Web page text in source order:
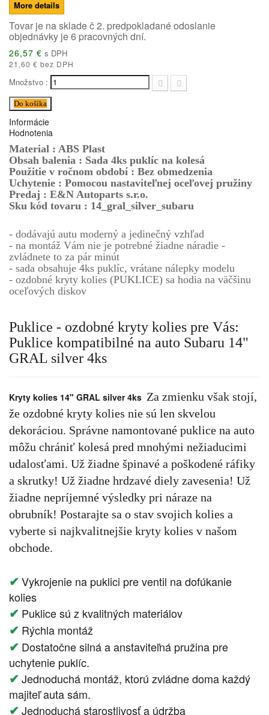
More details
Tovar je na sklade č 2. predpokladané odoslanie
objednávky je 6 pracovných dní.
26,57 € s DPH
21,60 € bez DPH
Množstvo :
Do košíka
Informácie
Hodnotenia
Material : ABS Plast
Obsah balenia : Sada 4ks puklíc na kolesá
Použitie v ročnom období : Bez obmedzenia
Uchytenie : Pomocou nastaviteľnej oceľovej pružiny
Predaj : E&N Autoparts s.r.o.
Sku kód tovaru : 14_gral_silver_subaru
- dodávajú autu moderný a jedinečný vzhľad
- na montáž Vám nie je potrebné žiadne náradie -
zvládnete to za pár minút
- sada obsahuje 4ks puklíc, vrátane nálepky modelu
- ozdobné kryty kolies (PUKLICE) sa hodia na väčšinu
oceľových diskov
Puklice - ozdobné kryty kolies pre Vás:
Puklice kompatibilné na auto Subaru 14"
GRAL silver 4ks
Kryty kolies 14" GRAL silver 4ks Za zmienku však stojí,
že ozdobné kryty kolies nie sú len skvelou
dekoráciou. Správne namontované puklice na auto
môžu chrániť kolesá pred mnohými nežiaducimi
udalosťami. Už žiadne špinavé a poškodené ráfiky
a skrutky! Už žiadne hrdzavé diely zavesenia! Už
žiadne nepríjemné výsledky pri náraze na
obrubník! Postarajte sa o stav svojich kolies a
vyberte si najkvalitnejšie kryty kolies v našom
obchode.
✔Vykrojenie na puklici pre ventil na dofúkanie
kolies
✔ Puklice sú z kvalitných materiálov
✔ Rýchla montáž
✔ Dostatočne silná a anstaviteľná pružina pre
uchytenie puklíc.
✔Jednoduchá montáž, ktorú zvládne doma každý
majiteľ auta sám.
✔Jednoduchá starostlivosť a údržba